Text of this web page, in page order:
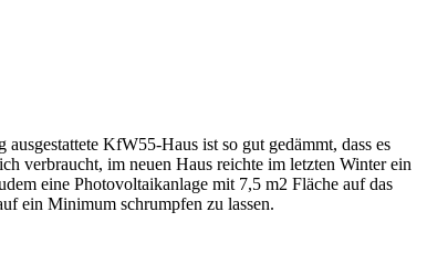
KfW55-Haus ist so gut gedämmt, dass es
verbraucht, im neuen Haus reichte im letzten Winter ein
eine Photovoltaikanlage mit 7,5 m2 Fläche auf das
ein Minimum schrumpfen zu lassen.